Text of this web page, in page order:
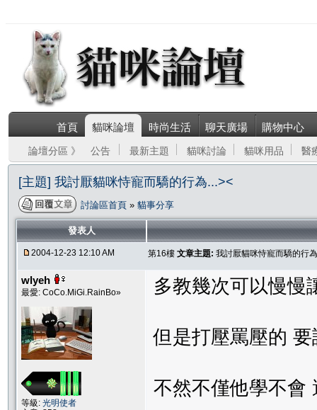
首頁 貓咪論壇 時尚生活 聊天廣場 購物中心
論壇分區 》 公告 最新主題 貓咪討論 貓咪用品 醫
[主題] 我討厭貓咪恃寵而驕的行為...><
討論區首頁 » 貓事分享
發表人
2004-12-23 12:10 AM 第16樓 文章主題: 我討厭貓咪恃寵而驕的行
wlyeh
最愛: CoCo.MiGi.RainBo»
等級: 光明使者
多教幾次可以慢慢
但是打壓罵壓的
不然不僅他學不會